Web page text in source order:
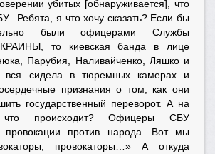
убитых [обнаруживается], что
Ребята, я что хочу сказать? Если бы
были офицерами Службы
то киевская банда в лице
Парубия, Наливайченко, Ляшко и
сидела в тюремных камерах и
признания о том, как они
государственный переворот. А на
происходит? Офицеры СБУ
провокации против народа. Вот мы
провокаторы…» А откуда